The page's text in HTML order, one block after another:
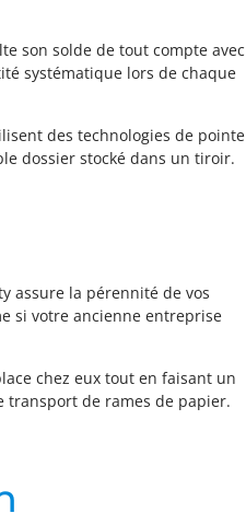
son solde de tout compte avec
systématique lors de chaque
des technologies de pointe
dossier stocké dans un tiroir.
assure la pérennité de vos
si votre ancienne entreprise
chez eux tout en faisant un
transport de rames de papier.